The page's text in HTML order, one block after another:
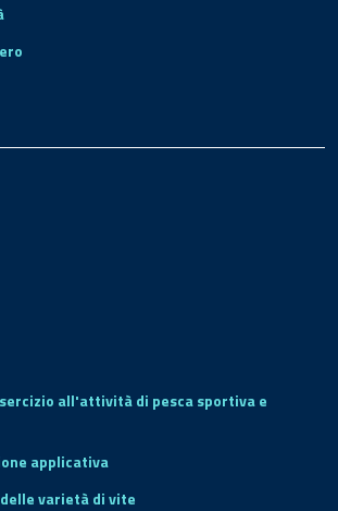
all'attività di pesca sportiva e
applicativa
varietà di vite